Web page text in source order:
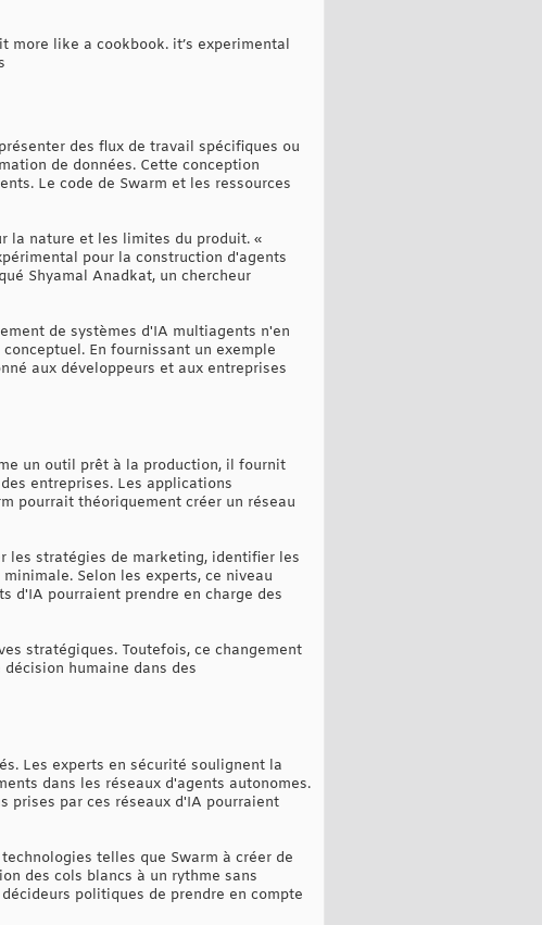
like a cookbook. it’s experimental
des flux de travail spécifiques ou
de données. Cette conception
Le code de Swarm et les ressources
la nature et les limites du produit. «
pour la construction d'agents
Shyamal Anadkat, un chercheur
de systèmes d'IA multiagents n'en
En fournissant un exemple
aux développeurs et aux entreprises
un outil prêt à la production, il fournit
entreprises. Les applications
pourrait théoriquement créer un réseau
les stratégies de marketing, identifier les
Selon les experts, ce niveau
d'IA pourraient prendre en charge des
stratégiques. Toutefois, ce changement
humaine dans des
Les experts en sécurité soulignent la
dans les réseaux d'agents autonomes.
prises par ces réseaux d'IA pourraient
telles que Swarm à créer de
des cols blancs à un rythme sans
politiques de prendre en compte